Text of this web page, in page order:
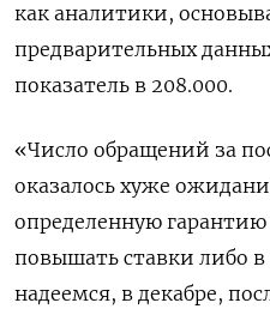
как аналитики,
предварительных
показатель в 208.000.
«Число обращений за
оказалось хуже
определенную
повышать ставки либо
надеемся, в декабре,